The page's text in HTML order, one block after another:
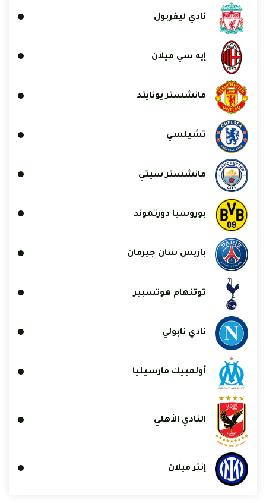
نادي ليفربول
إيه سي ميلان
مانشستر يونايتد
تشيلسي
مانشستر سيتي
بوروسيا دورتموند
باريس سان جيرمان
توتنهام هوتسبير
نادي نابولي
أولمبيك مارسيليا
النادي الأهلي
إنتر ميلان